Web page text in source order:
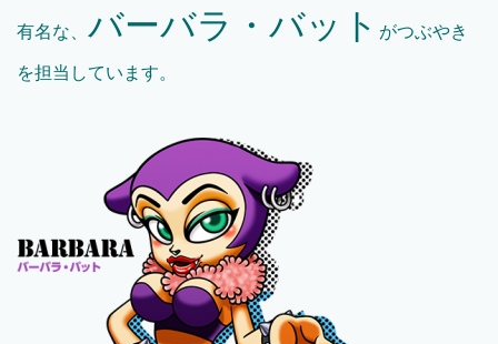
有名な、 バーバラ・バット がつぶやき
を担当しています。